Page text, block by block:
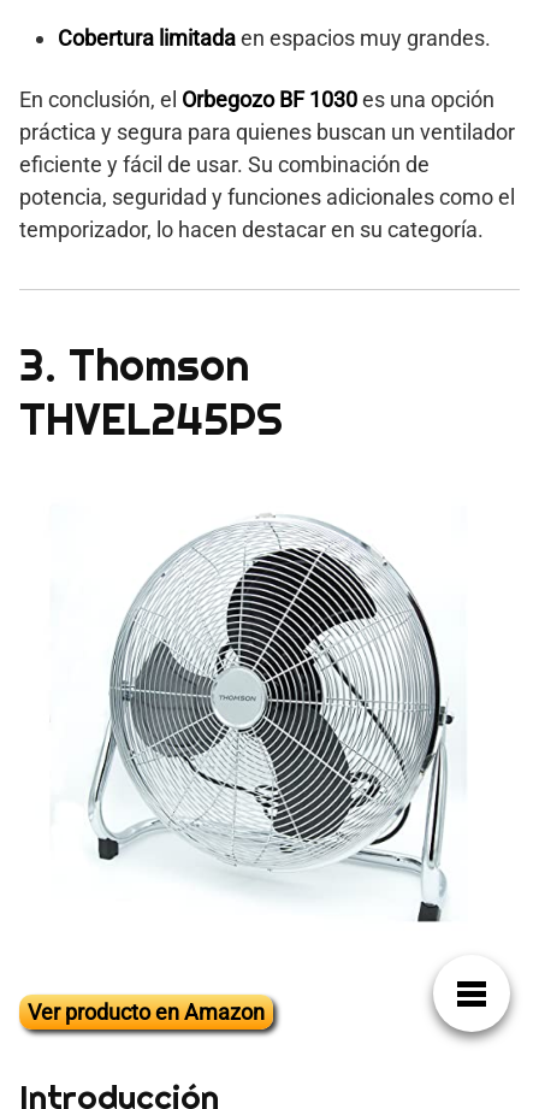
Cobertura limitadaen espacios muy grandes.
En conclusión, el Orbegozo BF 1030es una opción
práctica y segura para quienes buscan un ventilador
eficiente y fácil de usar. Su combinación de
potencia, seguridad y funciones adicionales como el
temporizador, lo hacen destacar en su categoría.
3. Thomson
THVEL245PS
Ver producto en Amazon
Introducción